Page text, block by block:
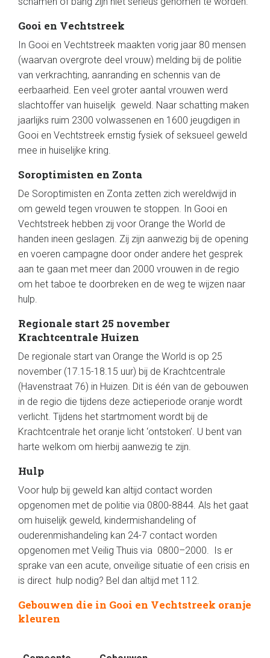
Gooi en Vechtstreek
In Gooi en Vechtstreek maakten vorig jaar 80 mensen
(waarvan overgrote deel vrouw) melding bij de politie
van verkrachting, aanranding en schennis van de
eerbaarheid. Een veel groter aantal vrouwen werd
slachtoffer van huiselijk geweld. Naar schatting maken
jaarlijks ruim 2300 volwassenen en 1600 jeugdigen in
Gooi en Vechtstreek ernstig fysiek of seksueel geweld
mee in huiselijke kring.
Soroptimisten en Zonta
De Soroptimisten en Zonta zetten zich wereldwijd in
om geweld tegen vrouwen te stoppen. In Gooi en
Vechtstreek hebben zij voor Orange the World de
handen ineen geslagen. Zij zijn aanwezig bij de opening
en voeren campagne door onder andere het gesprek
aan te gaan met meer dan 2000 vrouwen in de regio
om het taboe te doorbreken en de weg te wijzen naar
hulp.
Regionale start 25 november
Krachtcentrale Huizen
De regionale start van Orange the World is op 25
november (17.15-18.15 uur) bij de Krachtcentrale
(Havenstraat 76) in Huizen. Dit is één van de gebouwen
in de regio die tijdens deze actieperiode oranje wordt
verlicht. Tijdens het startmoment wordt bij de
Krachtcentrale het oranje licht ‘ontstoken’. U bent van
harte welkom om hierbij aanwezig te zijn.
Hulp
Voor hulp bij geweld kan altijd contact worden
opgenomen met de politie via 0800-8844. Als het gaat
om huiselijk geweld, kindermishandeling of
ouderenmishandeling kan 24-7 contact worden
opgenomen met Veilig Thuis via 0800–2000. Is er
sprake van een acute, onveilige situatie of een crisis en
is direct hulp nodig? Bel dan altijd met 112.
Gebouwen die in Gooi en Vechtstreek oranje
kleuren